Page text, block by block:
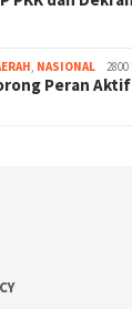
, NASIONAL
Peran